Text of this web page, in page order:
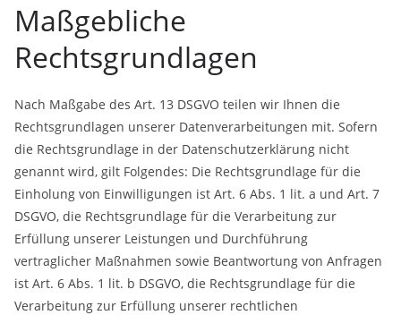
Maßgebliche
Rechtsgrundlagen
Nach Maßgabe des Art. 13 DSGVO teilen wir Ihnen die
Rechtsgrundlagen unserer Datenverarbeitungen mit. Sofern
die Rechtsgrundlage in der Datenschutzerklärung nicht
genannt wird, gilt Folgendes: Die Rechtsgrundlage für die
Einholung von Einwilligungen ist Art. 6 Abs. 1 lit. a und Art. 7
DSGVO, die Rechtsgrundlage für die Verarbeitung zur
Erfüllung unserer Leistungen und Durchführung
vertraglicher Maßnahmen sowie Beantwortung von Anfragen
ist Art. 6 Abs. 1 lit. b DSGVO, die Rechtsgrundlage für die
Verarbeitung zur Erfüllung unserer rechtlichen